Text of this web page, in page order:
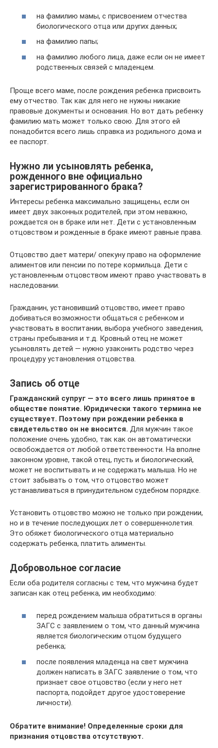
на фамилию мамы, с присвоением отчества
биологического отца или других данных;
на фамилию папы;
на фамилию любого лица, даже если он не имеет
родственных связей с младенцем.
Проще всего маме, после рождения ребенка присвоить
ему отчество. Так как для него не нужны никакие
правовые документы и основания. Но вот дать ребенку
фамилию мать может только свою. Для этого ей
понадобится всего лишь справка из родильного дома и
ее паспорт.
Нужно ли усыновлять ребенка,
рожденного вне официально
зарегистрированного брака?
Интересы ребенка максимально защищены, если он
имеет двух законных родителей, при этом неважно,
рождается он в браке или нет. Дети с установленным
отцовством и рожденные в браке имеют равные права.
Отцовство дает матери/ опекуну право на оформление
алиментов или пенсии по потере кормильца. Дети с
установленным отцовством имеют право участвовать в
наследовании.
Гражданин, установивший отцовство, имеет право
добиваться возможности общаться с ребенком и
участвовать в воспитании, выбора учебного заведения,
страны пребывания и т.д. Кровный отец не может
усыновлять детей — нужно узаконить родство через
процедуру установления отцовства.
Запись об отце
Гражданский супруг — это всего лишь принятое в
обществе понятие. Юридически такого термина не
существует. Поэтому при рождении ребенка в
свидетельство он не вносится. Для мужчин такое
положение очень удобно, так как он автоматически
освобождается от любой ответственности. На вполне
законном уровне, такой отец, пусть и биологический,
может не воспитывать и не содержать малыша. Но не
стоит забывать о том, что отцовство может
устанавливаться в принудительном судебном порядке.
Установить отцовство можно не только при рождении,
но и в течение последующих лет о совершеннолетия.
Это обяжет биологического отца материально
содержать ребенка, платить алименты.
Добровольное согласие
Если оба родителя согласны с тем, что мужчина будет
записан как отец ребенка, им необходимо:
перед рождением малыша обратиться в органы
ЗАГС с заявлением о том, что данный мужчина
является биологическим отцом будущего
ребенка;
после появления младенца на свет мужчина
должен написать в ЗАГС заявление о том, что
признает свое отцовство (если у него нет
паспорта, подойдет другое удостоверение
личности).
Обратите внимание! Определенные сроки для
признания отцовства отсутствуют.